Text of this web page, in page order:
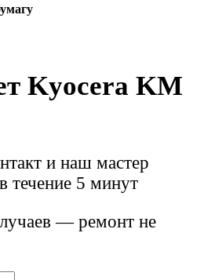
Kyocera KM
и наш мастер
течение 5 минут
— ремонт не